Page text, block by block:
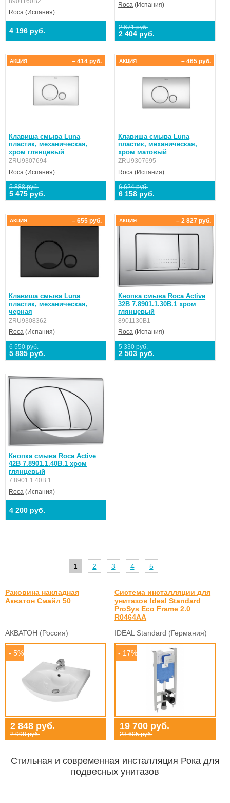
Roca (Испания)
4 196 руб.
Roca (Испания)
2 671 руб.
2 404 руб.
Клавиша смыва Luna
пластик, механическая,
хром глянцевый
ZRU9307694
Roca (Испания)
5 888 руб.
5 475 руб.
– 414 руб.
АКЦИЯ
Клавиша смыва Luna
пластик, механическая,
хром матовый
ZRU9307695
Roca (Испания)
6 624 руб.
6 158 руб.
– 465 руб.
АКЦИЯ
Клавиша смыва Luna
пластик, механическая,
черная
ZRU9308362
Roca (Испания)
6 550 руб.
5 895 руб.
– 655 руб.
АКЦИЯ
Кнопка смыва Roca Active
32B 7.8901.1.30B.1 хром
глянцевый
8901130B1
Roca (Испания)
5 330 руб.
2 503 руб.
– 2 827 руб.
АКЦИЯ
Кнопка смыва Roca Active
42B 7.8901.1.40B.1 хром
глянцевый
7.8901.1.40B.1
Roca (Испания)
4 200 руб.
1 2 3 4 5
Раковина накладная
Акватон Смайл 50
АКВАТОН (Россия)
- 5%
2 848 руб.
2 998 руб.
Система инсталляции для
унитазов Ideal Standard
ProSys Eco Frame 2.0
R0464AA
IDEAL Standard (Германия)
- 17%
19 700 руб.
23 605 руб.
Стильная и современная инсталляция Рока для
подвесных унитазов